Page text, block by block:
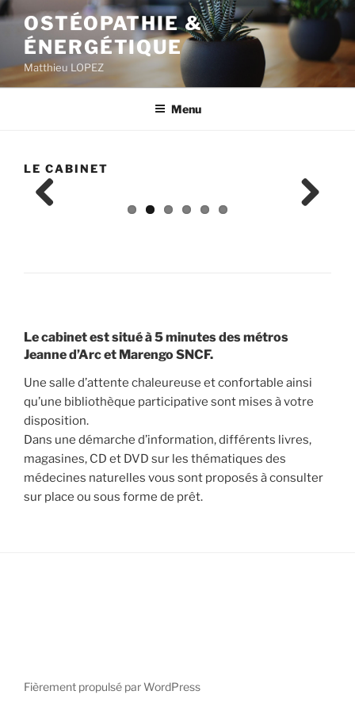
Aller
contenu
principal
OSTÉOPATHIE &
ÉNERGÉTIQUE
Matthieu LOPEZ
Menu
LE CABINET
Le cabinet est situé à 5 minutes des métros
Jeanne d’Arc et Marengo SNCF.
Une salle d’attente chaleureuse et confortable ainsi
qu’une bibliothèque participative sont mises à votre
disposition.
Dans une démarche d’information, différents livres,
magasines, CD et DVD sur les thématiques des
médecines naturelles vous sont proposés à consulter
sur place ou sous forme de prêt.
Fièrement propulsé par WordPress